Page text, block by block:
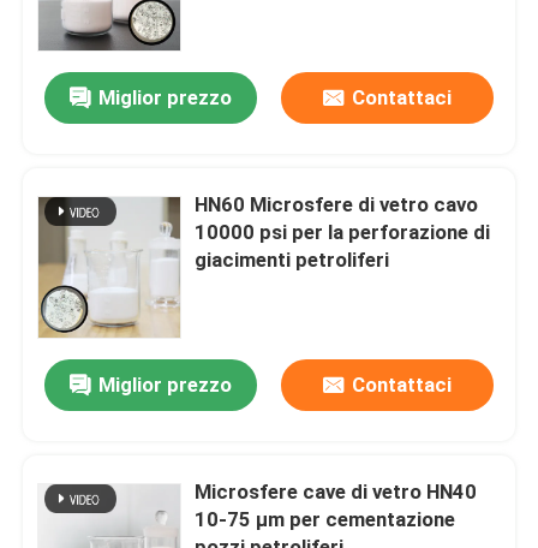
Chi siamo
Controllo di qualità
Contattaci
notizie
Microsfere di vetro vuote
Miglior prezzo Contattaci
HN60 Microsfere di vetro cavo
10000 psi per la perforazione di
giacimenti petroliferi
Miglior prezzo Contattaci
Microsfere cave di vetro HN40
10-75 µm per cementazione